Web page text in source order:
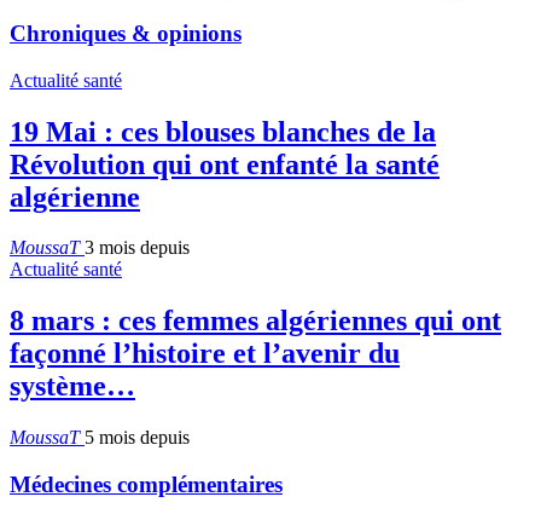
Chroniques & opinions
Actualité santé
19 Mai : ces blouses blanches de la
Révolution qui ont enfanté la santé
algérienne
MoussaT3 mois depuis
Actualité santé
8 mars : ces femmes algériennes qui ont
façonné l’histoire et l’avenir du
système…
MoussaT 5 mois depuis
Médecines complémentaires